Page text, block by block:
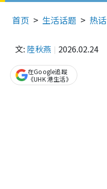
首页 生活话题 热话
文: 陸秋燕 2026.02.24
在Google追蹤
《UHK 港生活》